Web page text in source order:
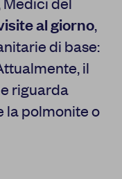
al giorno,
di base:
il
riguarda
la polmonite o